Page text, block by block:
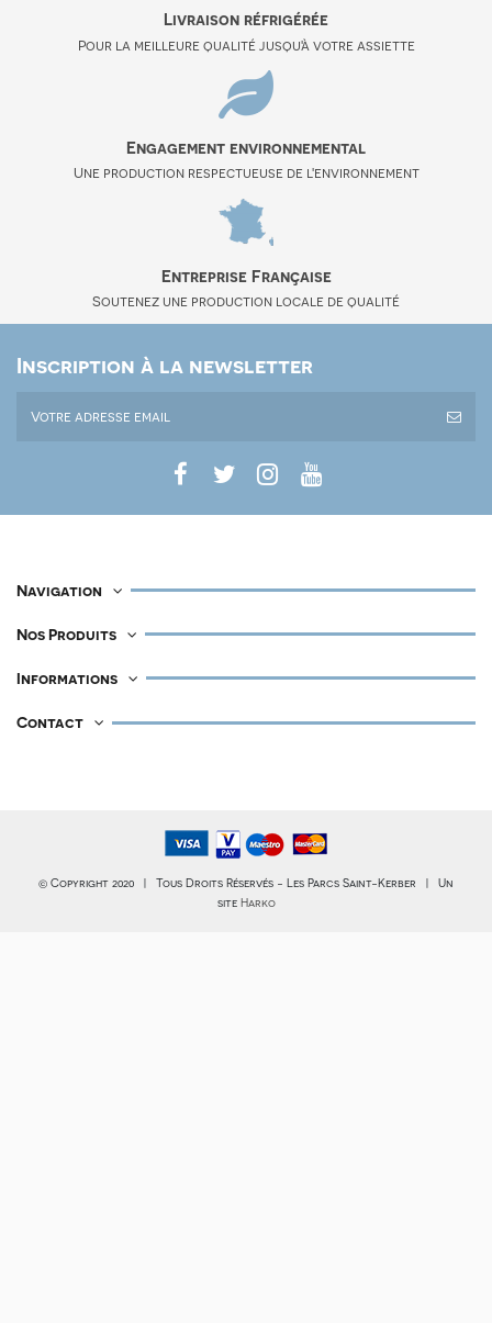
Livraison réfrigérée
Pour la meilleure qualité jusqu'à votre assiette
Engagement environnemental
Une production respectueuse de l'environnement
Entreprise Française
Soutenez une production locale de qualité
Inscription à la newsletter
Navigation
Nos Produits
Informations
Contact
© Copyright 2020 | Tous Droits Réservés - Les Parcs Saint-Kerber | Un
site Harko